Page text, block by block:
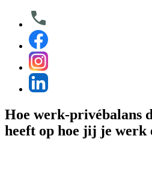
Hoe werk-privébalans
heeft op hoe jij je werk